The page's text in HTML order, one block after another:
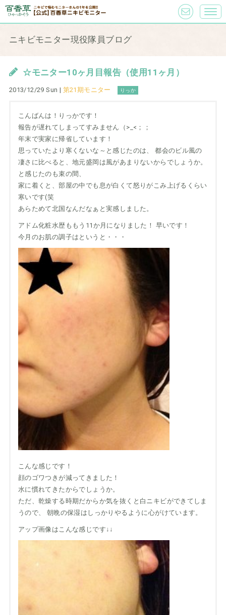
ニキビモニター現役隊員ブログ
☆モニター10ヶ月目報告（使用11ヶ月）
2013/12/29 Sun | 第21期モニター りっか
こんばんは！りっかです！
報告が遅れてしまってすみません（>_<；；
年末で実家に帰省しています！
思っていたより寒くないな～と感じたのは、 都会のビル風の
凄さに比べると、地元盛岡は風があまりないからでしょうか。
と感じたのも束の間、
家に着くと、部屋の中でも息が白くて怒りがこみ上げるくらい
寒いです(笑
あらためて北国なんだなぁと実感しました。
アドム化粧水歴ももう11か月になりました！ 早いです！
今月のお肌の調子はというと・・・
こんな感じです！
顔のゴワつきが減ってきました！
水に慣れてきたからでしょうか。
ただ、乾燥する時期だからか気を抜くと白ニキビができてしま
うので、 朝晩の保湿はしっかりやるように心がけています。
アップ画像はこんな感じです↓↓